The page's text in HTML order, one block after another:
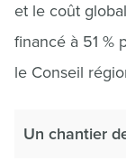
et le coût
financé à 51 %
le Conseil
Un chantier